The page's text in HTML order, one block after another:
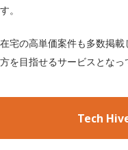
す。
在宅の高単価案件も多数掲
方を目指せるサービスとなっ
Tech